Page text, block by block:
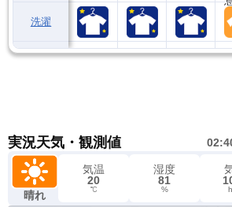
洗濯
実況天気・観測値
晴れ
気温
20
℃
湿度
81
%